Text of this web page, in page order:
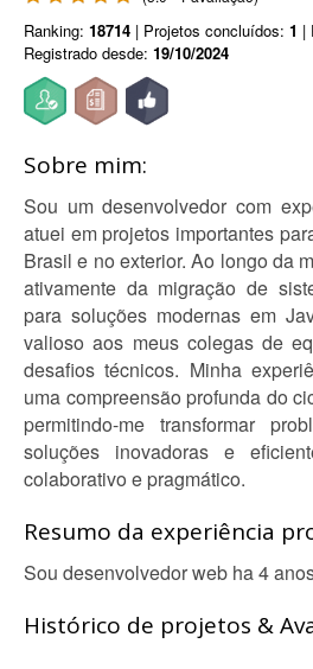
Ranking: 18714 | Projetos concluídos: 1 |
Registrado desde: 19/10/2024
Sobre mim:
Sou um desenvolvedor com
atuei em projetos importantes
Brasil e no exterior. Ao longo da
ativamente da migração de
para soluções modernas em
valioso aos meus colegas de
desafios técnicos. Minha
uma compreensão profunda do
permitindo-me transformar
soluções inovadoras e
colaborativo e pragmático.
Resumo da experiência
Sou desenvolvedor web ha 4
Histórico de projetos &